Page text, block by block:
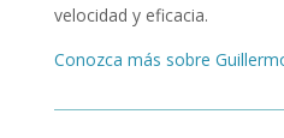
velocidad y eficacia.
Conozca más sobre